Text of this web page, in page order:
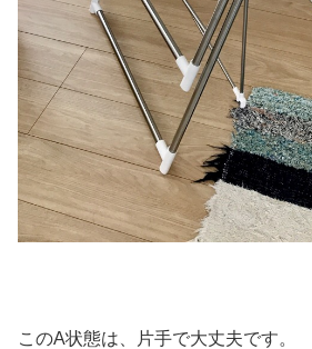
このA状態は、片手で大丈夫です。